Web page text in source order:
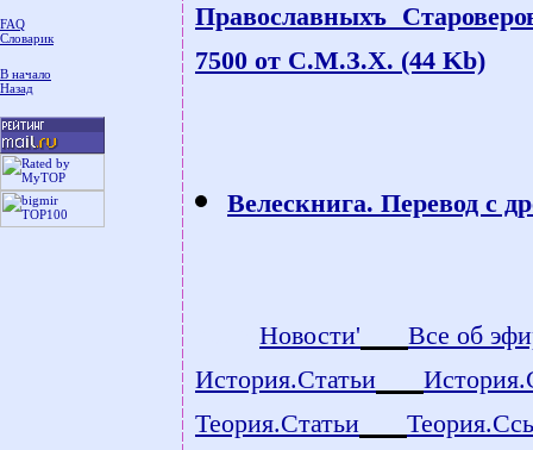
FAQ
Словарик
В начало
Назад
Православныхъ
7500 от С.М.З.Х. (44 Kb)
Велескнига. Перевод с
Новости'
Все об
История.Статьи
Теория.Статьи